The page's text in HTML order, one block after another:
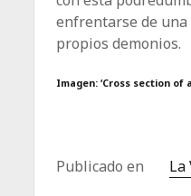
enfrentarse de una
propios demonios.
Imagen: ‘Cross section of
Publicado en La